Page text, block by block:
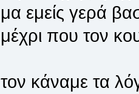
μα εμείς γερά
μέχρι που τον
τον κάναμε τα